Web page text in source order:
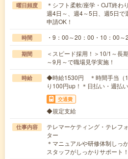
曜日頻度
＊シフト柔軟/座学・OJT終わ
週4日～、週4～5日、週5日で
申請OK！
時間 ・9：00～20：00・10：00
期間
＜スピード採用！＞10/1～長
～9月～で職場見学実施！
時給
◆時給1530円 ＊時間手当（
り100円up！＊日払い・週払い
交通費
◆規定支給
仕事内容
テレマーケティング・テレフ
ター
＊マニュアルや研修体制しっ
スタッフがしっかりサポート